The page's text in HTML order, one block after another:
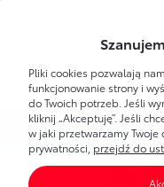
Pliki cookies pozwalają
funkcjonowanie strony i
do Twoich potrzeb. Jeśli
kliknij „Akceptuję”. Jeśli
w jaki przetwarzamy
prywatności, przejdź do
Dla Ciebie
ToyotaBank
Poznaj Bankowość
Pierwsze logowanie
Strefa klienta
ToyotaBank